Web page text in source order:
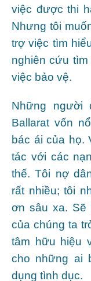
việc được thi
Nhưng tôi
trợ việc tìm
nghiên cứu
việc bảo vệ.
Những người
Ballarat vốn
bác ái của họ.
tác với các
thế. Tôi nợ
rất nhiều; tôi
ơn sâu xa. Sẽ
của chúng ta
tâm hữu hiệu
cho những ai
dụng tình dục.